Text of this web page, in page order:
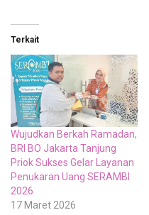
Terkait
Wujudkan Berkah Ramadan,
BRI BO Jakarta Tanjung
Priok Sukses Gelar Layanan
Penukaran Uang SERAMBI
2026
17 Maret 2026